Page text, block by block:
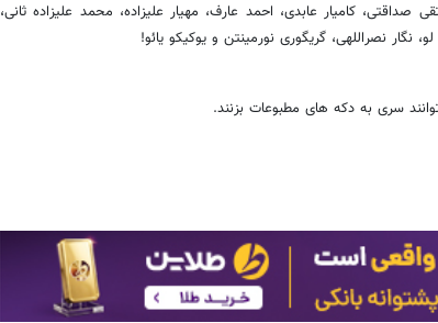
کامیار عابدی، احمد عارف، مهیار علیزاده، محمد علیزاده ثانی،
نگار نصراللهی، گریگوری نورمینتن و یوکیکو یائو!
سری به دکه های مطبوعات بزنند.